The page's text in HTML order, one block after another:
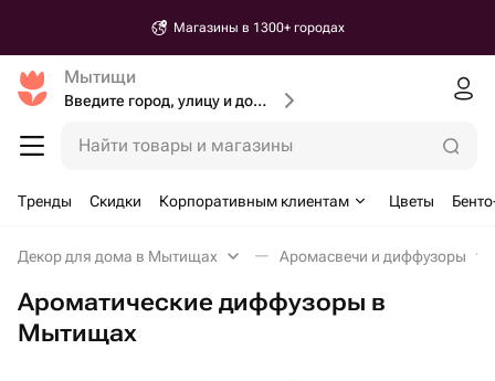
Магазины в 1300+ городах
Мытищи
Введите город, улицу и дом доставки
Найти товары и магазины
Тренды Скидки Корпоративным клиентам Цветы
Декор для дома в Мытищах Аромасвечи и диффузоры
Ароматические диффузоры в
Мытищах